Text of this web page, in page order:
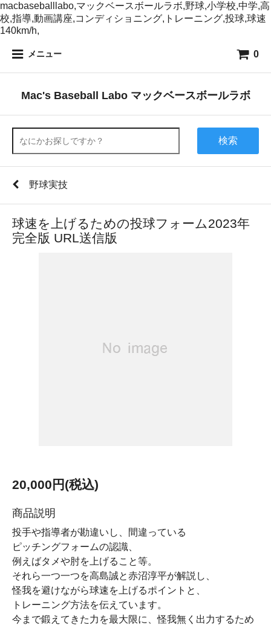
macbaseballlabo,マックベースボールラボ,野球,小学校,中学,高
校,指導,動画講座,コンディショニング,トレーニング,投球,球速
140km/h,
メニュー 0
Mac's Baseball Labo マックベースボールラボ
検索
野球実技
球速を上げるための投球フォーム2023年
完全版 URL送信版
20,000円(税込)
商品説明
投手や指導者が勘違いし、間違っている
ピッチングフォームの認識、
例えばタメや肘を上げること等。
それら一つ一つを高島誠と赤沼淳平が解説し、
怪我を避けながら球速を上げるポイントと、
トレーニング方法を伝えています。
今まで鍛えてきた力を最大限に、怪我無く出力するため